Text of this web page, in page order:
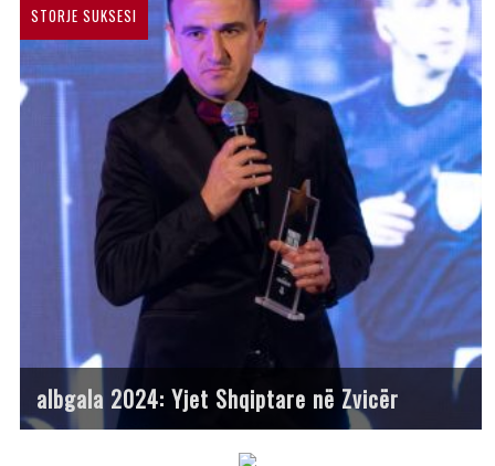
STORJE SUKSESI
albgala 2024: Yjet Shqiptare në Zvicër